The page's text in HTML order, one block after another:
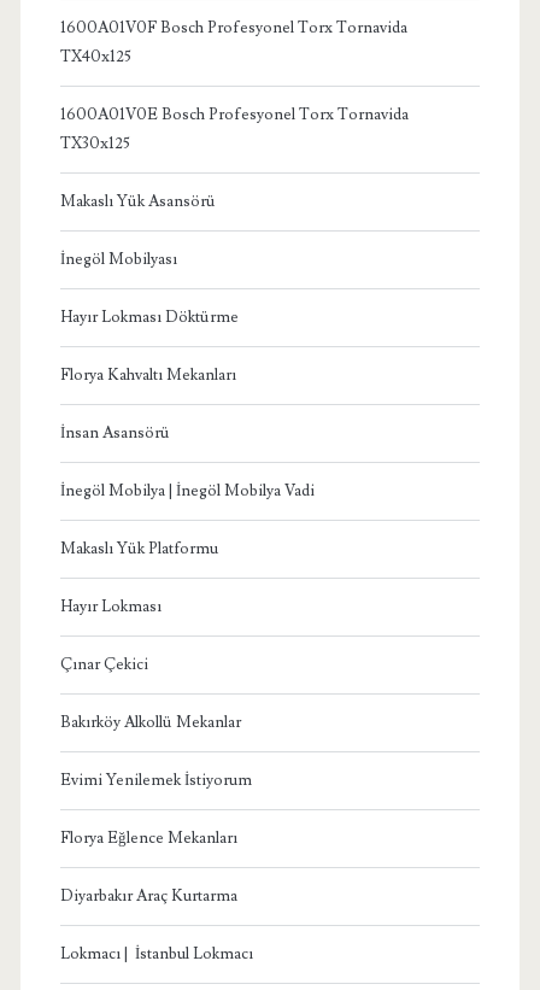
1600A01V0F Bosch Profesyonel Torx Tornavida
TX40x125
1600A01V0E Bosch Profesyonel Torx Tornavida
TX30x125
Makaslı Yük Asansörü
İnegöl Mobilyası
Hayır Lokması Döktürme
Florya Kahvaltı Mekanları
İnsan Asansörü
İnegöl Mobilya | İnegöl Mobilya Vadi
Makaslı Yük Platformu
Hayır Lokması
Çınar Çekici
Bakırköy Alkollü Mekanlar
Evimi Yenilemek İstiyorum
Florya Eğlence Mekanları
Diyarbakır Araç Kurtarma
Lokmacı | İstanbul Lokmacı